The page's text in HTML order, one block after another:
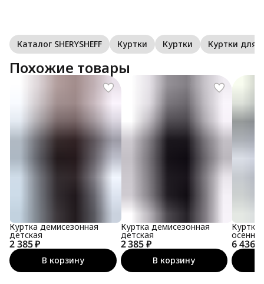
Каталог SHERYSHEFF Куртки Куртки Куртки для
Похожие товары
2 385 ₽
Куртка демисезонная
детская
В корзину
2 385 ₽
Куртка демисезонная
детская
В корзину
6 436 ₽
Куртка